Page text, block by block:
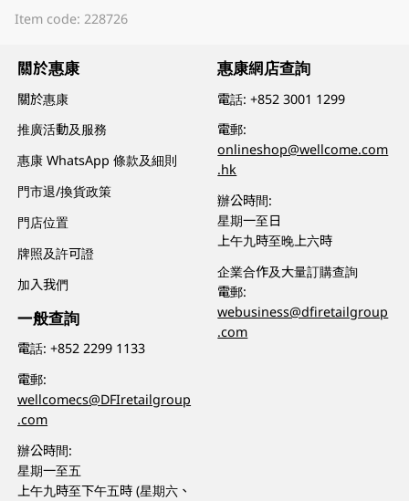
Item code: 228726
關於惠康
關於惠康
推廣活動及服務
惠康 WhatsApp 條款及細則
門市退/換貨政策
門店位置
牌照及許可證
加入我們
一般查詢
電話:+852 2299 1133
電郵:
wellcomecs@DFIretailgroup
.com
辦公時間:
星期一至五
上午九時至下午五時 (星期六、
惠康網店查詢
電話:+852 3001 1299
電郵:
onlineshop@wellcome.com
.hk
辦公時間:
星期一至日
上午九時至晚上六時
企業合作及大量訂購查詢
電郵:
webusiness@dfiretailgroup
.com